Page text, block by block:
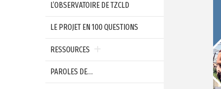
L’OBSERVATOIRE DE TZCLD
LE PROJET EN 100 QUESTIONS
RESSOURCES
PAROLES DE…